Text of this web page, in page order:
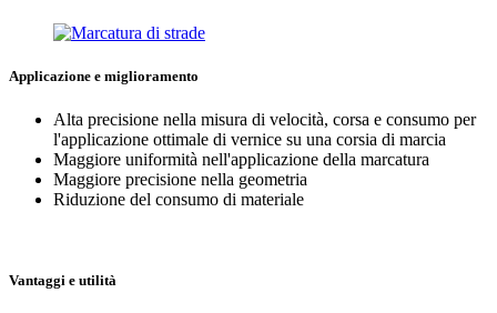
Applicazione e miglioramento
Alta precisione nella misura di velocità, corsa e consumo per
l'applicazione ottimale di vernice su una corsia di marcia
Maggiore uniformità nell'applicazione della marcatura
Maggiore precisione nella geometria
Riduzione del consumo di materiale
Vantaggi e utilità